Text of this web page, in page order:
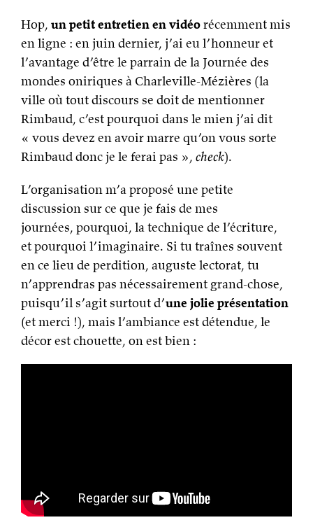
Hop, un petit entretien en vidéorécemment mis
en ligne : en juin dernier, j’ai eu l’honneur et
l’avantage d’être le parrain de la Journée des
mondes oniriques à Charleville-Mézières (la
ville où tout discours se doit de mentionner
Rimbaud, c’est pourquoi dans le mien j’ai dit
« vous devez en avoir marre qu’on vous sorte
Rimbaud donc je le ferai pas », check).
L’organisation m’a proposé une petite
discussion sur ce que je fais de mes
journées, pourquoi, la technique de l’écriture,
et pourquoi l’imaginaire. Si tu traînes souvent
en ce lieu de perdition, auguste lectorat, tu
n’apprendras pas nécessairement grand-chose,
puisqu’il s’agit surtout d’une jolie présentation
(et merci !), mais l’ambiance est détendue, le
décor est chouette, on est bien :